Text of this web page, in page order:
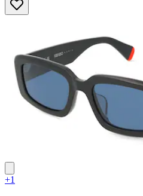
Sternen.
+1